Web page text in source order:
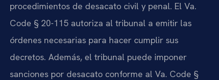
procedimientos de desacato civil y penal. El Va.
Code § 20-115 autoriza al tribunal a emitir las
órdenes necesarias para hacer cumplir sus
decretos. Además, el tribunal puede imponer
sanciones por desacato conforme al Va. Code §